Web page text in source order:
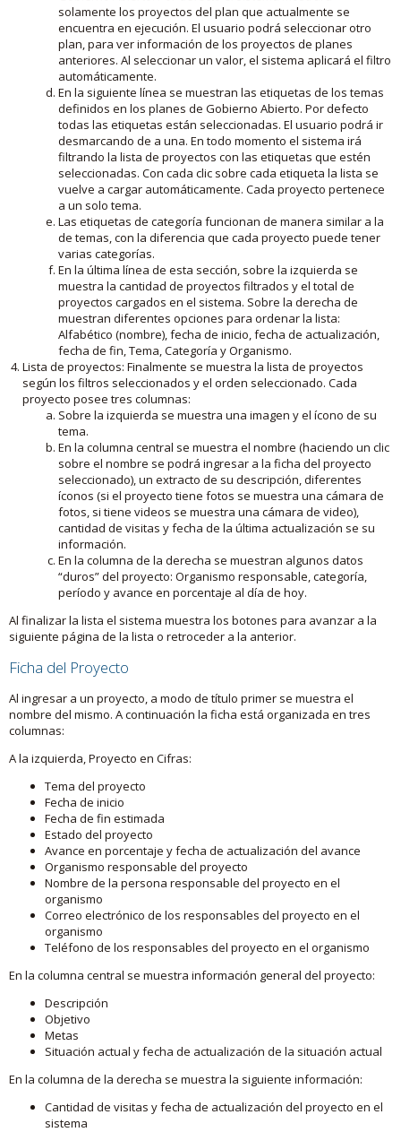
solamente los proyectos del plan que actualmente se
encuentra en ejecución. El usuario podrá seleccionar otro
plan, para ver información de los proyectos de planes
anteriores. Al seleccionar un valor, el sistema aplicará el filtro
automáticamente.
En la siguiente línea se muestran las etiquetas de los temas
definidos en los planes de Gobierno Abierto. Por defecto
todas las etiquetas están seleccionadas. El usuario podrá ir
desmarcando de a una. En todo momento el sistema irá
filtrando la lista de proyectos con las etiquetas que estén
seleccionadas. Con cada clic sobre cada etiqueta la lista se
vuelve a cargar automáticamente. Cada proyecto pertenece
a un solo tema.
Las etiquetas de categoría funcionan de manera similar a la
de temas, con la diferencia que cada proyecto puede tener
varias categorías.
En la última línea de esta sección, sobre la izquierda se
muestra la cantidad de proyectos filtrados y el total de
proyectos cargados en el sistema. Sobre la derecha de
muestran diferentes opciones para ordenar la lista:
Alfabético (nombre), fecha de inicio, fecha de actualización,
fecha de fin, Tema, Categoría y Organismo.
Lista de proyectos: Finalmente se muestra la lista de proyectos
según los filtros seleccionados y el orden seleccionado. Cada
proyecto posee tres columnas:
Sobre la izquierda se muestra una imagen y el ícono de su
tema.
En la columna central se muestra el nombre (haciendo un clic
sobre el nombre se podrá ingresar a la ficha del proyecto
seleccionado), un extracto de su descripción, diferentes
íconos (si el proyecto tiene fotos se muestra una cámara de
fotos, si tiene videos se muestra una cámara de video),
cantidad de visitas y fecha de la última actualización se su
información.
En la columna de la derecha se muestran algunos datos
“duros” del proyecto: Organismo responsable, categoría,
período y avance en porcentaje al día de hoy.
Al finalizar la lista el sistema muestra los botones para avanzar a la
siguiente página de la lista o retroceder a la anterior.
Ficha del Proyecto
Al ingresar a un proyecto, a modo de título primer se muestra el
nombre del mismo. A continuación la ficha está organizada en tres
columnas:
A la izquierda, Proyecto en Cifras:
Tema del proyecto
Fecha de inicio
Fecha de fin estimada
Estado del proyecto
Avance en porcentaje y fecha de actualización del avance
Organismo responsable del proyecto
Nombre de la persona responsable del proyecto en el
organismo
Correo electrónico de los responsables del proyecto en el
organismo
Teléfono de los responsables del proyecto en el organismo
En la columna central se muestra información general del proyecto:
Descripción
Objetivo
Metas
Situación actual y fecha de actualización de la situación actual
En la columna de la derecha se muestra la siguiente información:
Cantidad de visitas y fecha de actualización del proyecto en el
sistema